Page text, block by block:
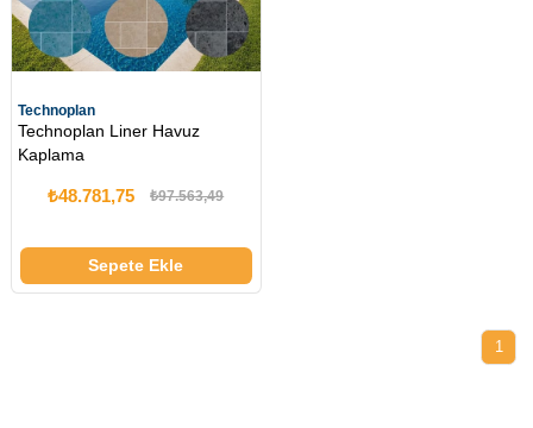
Technoplan
Technoplan Liner Havuz
Kaplama
₺48.781,75 ₺97.563,49
Sepete Ekle
1